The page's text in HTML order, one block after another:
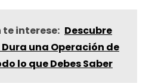
interese: Descubre
una Operación de
lo que Debes Saber